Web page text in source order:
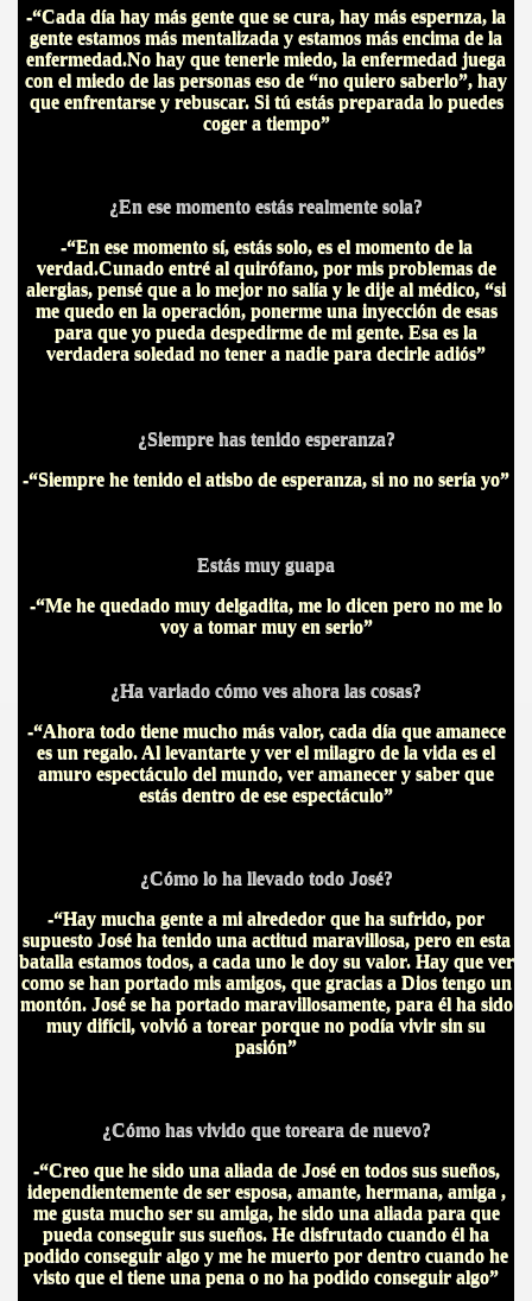
-“Cada día hay más gente que se cura, hay más espernza, la
gente estamos más mentalizada y estamos más encima de la
enfermedad.No hay que tenerle miedo, la enfermedad juega
con el miedo de las personas eso de “no quiero saberlo”, hay
que enfrentarse y rebuscar. Si tú estás preparada lo puedes
coger a tiempo”
¿En ese momento estás realmente sola?
-“En ese momento sí, estás solo, es el momento de la
verdad.Cunado entré al quirófano, por mis problemas de
alergias, pensé que a lo mejor no salía y le dije al médico, “si
me quedo en la operación, ponerme una inyección de esas
para que yo pueda despedirme de mi gente. Esa es la
verdadera soledad no tener a nadie para decirle adiós”
¿Siempre has tenido esperanza?
-“Siempre he tenido el atisbo de esperanza, si no no sería yo”
Estás muy guapa
-“Me he quedado muy delgadita, me lo dicen pero no me lo
voy a tomar muy en serio”
¿Ha variado cómo ves ahora las cosas?
-“Ahora todo tiene mucho más valor, cada día que amanece
es un regalo. Al levantarte y ver el milagro de la vida es el
amuro espectáculo del mundo, ver amanecer y saber que
estás dentro de ese espectáculo”
¿Cómo lo ha llevado todo José?
-“Hay mucha gente a mi alrededor que ha sufrido, por
supuesto José ha tenido una actitud maravillosa, pero en esta
batalla estamos todos, a cada uno le doy su valor. Hay que ver
como se han portado mis amigos, que gracias a Dios tengo un
montón. José se ha portado maravillosamente, para él ha sido
muy difícil, volvió a torear porque no podía vivir sin su
pasión”
¿Cómo has vivido que toreara de nuevo?
-“Creo que he sido una aliada de José en todos sus sueños,
idependientemente de ser esposa, amante, hermana, amiga ,
me gusta mucho ser su amiga, he sido una aliada para que
pueda conseguir sus sueños. He disfrutado cuando él ha
podido conseguir algo y me he muerto por dentro cuando he
visto que el tiene una pena o no ha podido conseguir algo”